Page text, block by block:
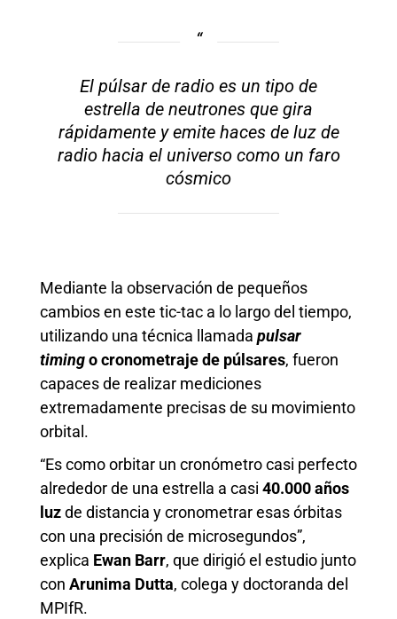
El púlsar de radio es un tipo de
estrella de neutrones que gira
rápidamente y emite haces de luz de
radio hacia el universo como un faro
cósmico
Mediante la observación de pequeños
cambios en este tic-tac a lo largo del tiempo,
utilizando una técnica llamada pulsar
timingo cronometraje de púlsares, fueron
capaces de realizar mediciones
extremadamente precisas de su movimiento
orbital.
“Es como orbitar un cronómetro casi perfecto
alrededor de una estrella a casi 40.000 años
luzde distancia y cronometrar esas órbitas
con una precisión de microsegundos”,
explica Ewan Barr, que dirigió el estudio junto
con Arunima Dutta, colega y doctoranda del
MPIfR.